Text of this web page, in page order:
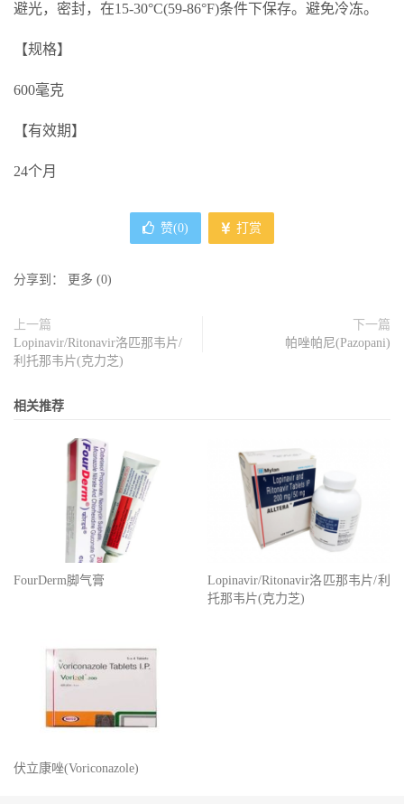
避光，密封，在15-30°C(59-86°F)条件下保存。避免冷冻。
【规格】
600毫克
【有效期】
24个月
赞(0) 打赏
分享到： 更多 (0)
上一篇
Lopinavir/Ritonavir洛匹那韦片/
利托那韦片(克力芝)
下一篇
帕唑帕尼(Pazopani)
相关推荐
FourDerm脚气膏
Lopinavir/Ritonavir洛匹那韦片/利
托那韦片(克力芝)
伏立康唑(Voriconazole)